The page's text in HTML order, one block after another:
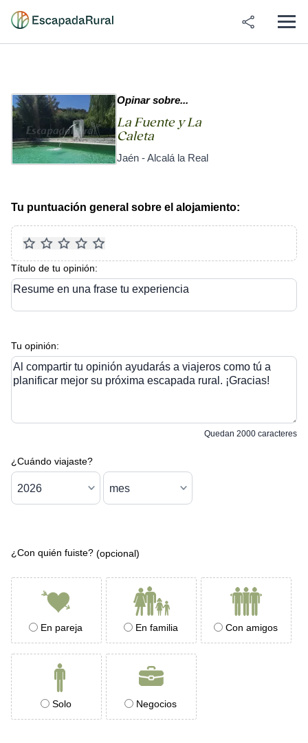
Opinar sobre...
La Fuente y La
Caleta
Jaén - Alcalá la Real
Tu puntuación general sobre el alojamiento:
Título de tu opinión:
Resume en una frase tu experiencia
Tu opinión:
Al compartir tu opinión ayudarás a viajeros como tú a
planificar mejor su próxima escapada rural. ¡Gracias!
Quedan 2000 caracteres
¿Cuándo viajaste?
¿Con quién fuiste? (opcional)
En pareja En familia Con amigos
Solo Negocios